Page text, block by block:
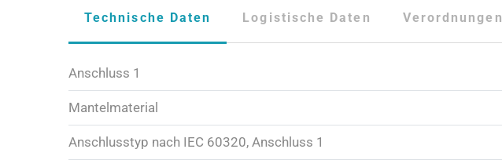
Technische Daten Logistische Daten Verordnungen
Anschluss 1
Mantelmaterial
Anschlusstyp nach IEC 60320, Anschluss 1